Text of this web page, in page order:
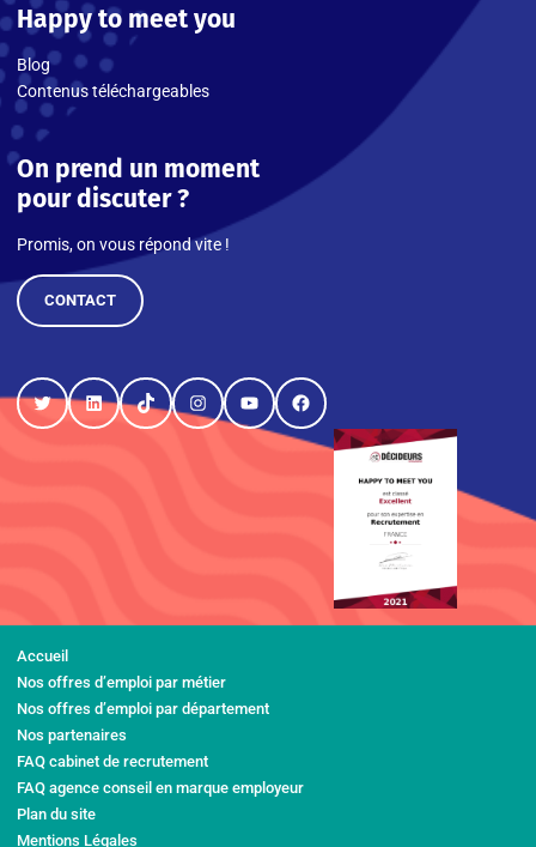
Happy to meet you
Blog
Contenus téléchargeables
On prend un moment
pour discuter ?
Promis, on vous répond vite !
CONTACT
TwitterLinkedInTikTokInstagram
YouTubeFacebook
Accueil
Nos offres d’emploi par métier
Nos offres d’emploi par département
Nos partenaires
FAQ cabinet de recrutement
FAQ agence conseil en marque employeur
Plan du site
Mentions Légales